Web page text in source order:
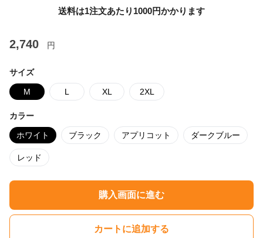
送料は1注文あたり 1000円かかります
2,740 円
サイズ
M L XL 2XL
カラー
ホワイト ブラック アプリコット ダークブルー
レッド
購入画面に進む
カートに追加する